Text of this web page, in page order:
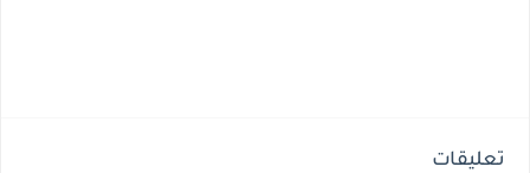
تعليقات